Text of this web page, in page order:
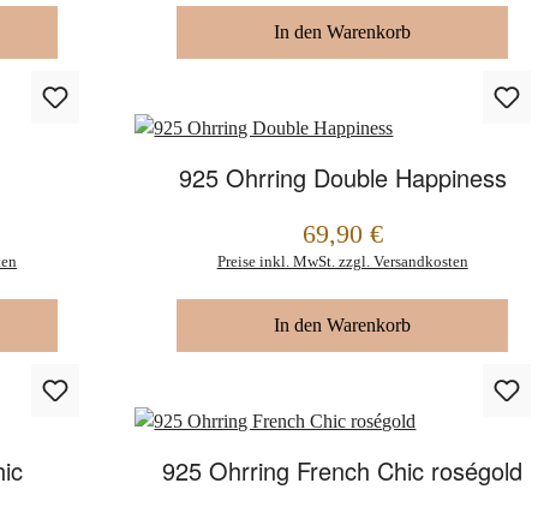
In den Warenkorb
925 Ohrring Double Happiness
69,90 €
Preise inkl. MwSt. zzgl. Versandkosten
In den Warenkorb
925 Ohrring French Chic roségold